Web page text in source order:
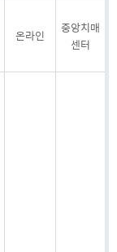
온라인
중앙치매
센터